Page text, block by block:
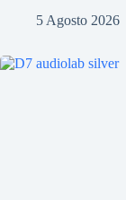
5 Agosto 2026